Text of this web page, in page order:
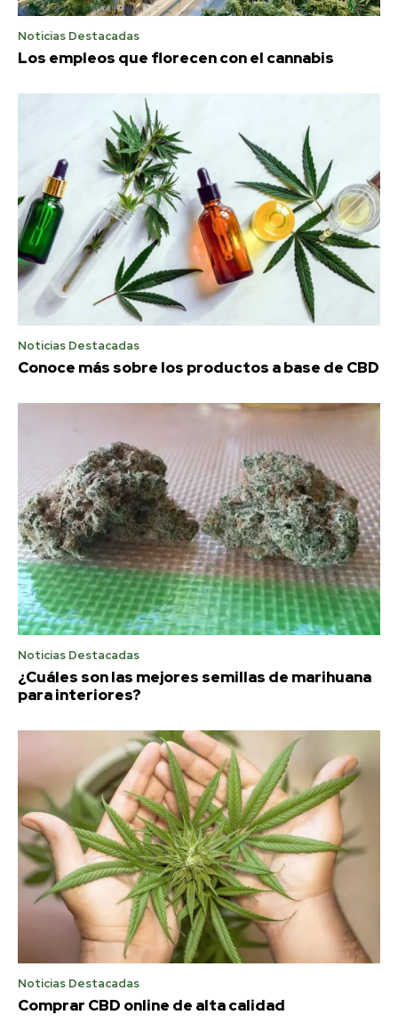
Noticias Destacadas
Los empleos que florecen con el cannabis
Noticias Destacadas
Conoce más sobre los productos a base de CBD
Noticias Destacadas
¿Cuáles son las mejores semillas de marihuana
para interiores?
Noticias Destacadas
Comprar CBD online de alta calidad